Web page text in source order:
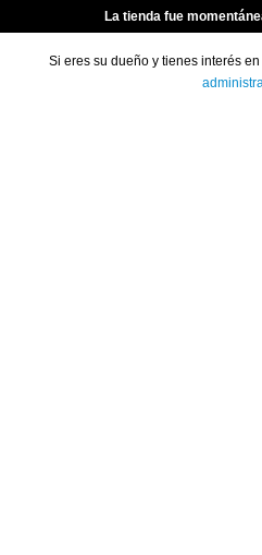
La tienda fue
Si eres su dueño y tienes interés